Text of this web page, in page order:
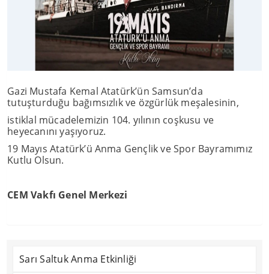
Gazi Mustafa Kemal Atatürk’ün Samsun’da
tutuşturduğu bağımsızlık ve özgürlük meşalesinin,
istiklal mücadelemizin 104. yılının coşkusu ve
heyecanını yaşıyoruz.
19 Mayıs Atatürk’ü Anma Gençlik ve Spor Bayramımız
Kutlu Olsun.
CEM Vakfı Genel Merkezi
Sarı Saltuk Anma Etkinliği